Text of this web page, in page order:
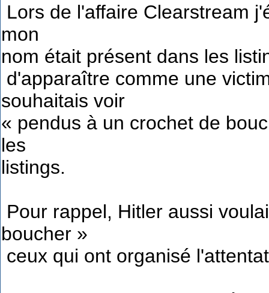
Lors de l'affaire Clearstream
mon
nom était présent dans les
d'apparaître comme une
souhaitais voir
« pendus à un crochet de
les
listings.
Pour rappel, Hitler aussi
boucher »
ceux qui ont organisé